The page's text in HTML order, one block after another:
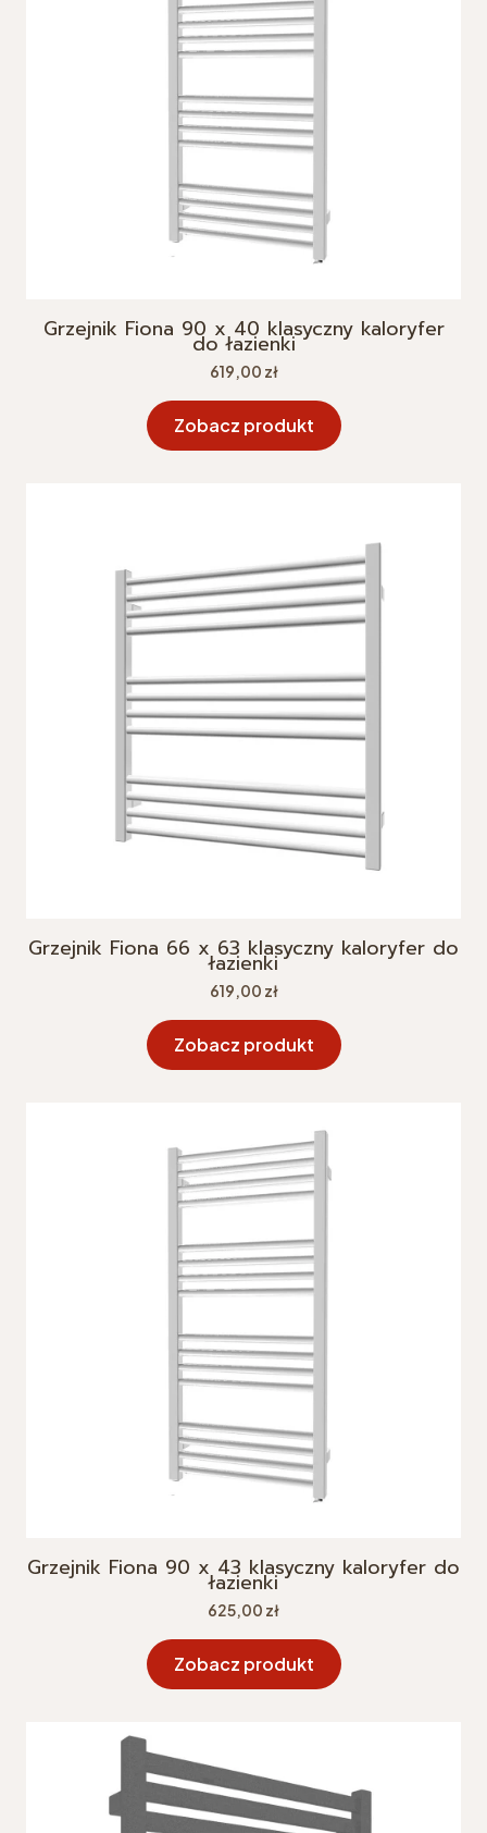
Grzejnik Fiona 90 x 40 klasyczny kaloryfer
do łazienki
Cena
619,00 zł
Zobacz produkt
Grzejnik Fiona 66 x 63 klasyczny kaloryfer do
łazienki
Cena
619,00 zł
Zobacz produkt
Grzejnik Fiona 90 x 43 klasyczny kaloryfer do
łazienki
Cena
625,00 zł
Zobacz produkt